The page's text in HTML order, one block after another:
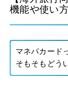
機能や使い
マネパカード
そもそもどう